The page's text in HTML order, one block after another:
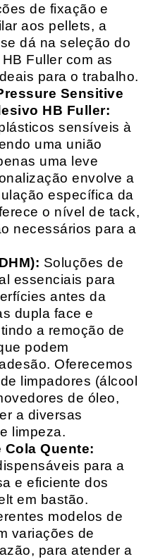
de fixação e
aos pellets, a
dá na seleção do
Fuller com as
para o trabalho.
Sensitive
HB Fuller:
sensíveis à
uma união
uma leve
envolve a
específica da
o nível de tack,
necessários para a
Soluções de
essenciais para
antes da
dupla face e
a remoção de
podem
Oferecemos
limpadores (álcool
de óleo,
a diversas
limpeza.
Quente:
para a
e eficiente dos
em bastão.
modelos de
variações de
para atender a